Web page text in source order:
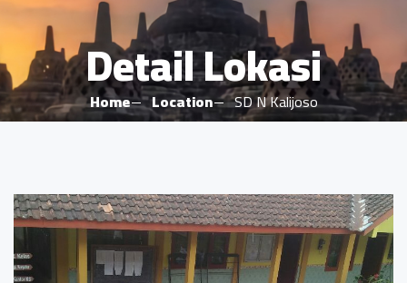
Detail Lokasi
Home Location SD N Kalijoso